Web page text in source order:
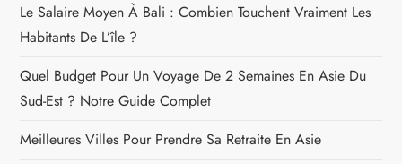
Le Salaire Moyen À Bali : Combien Touchent Vraiment Les
Habitants De L’île ?
Quel Budget Pour Un Voyage De 2 Semaines En Asie Du
Sud-Est ? Notre Guide Complet
Meilleures Villes Pour Prendre Sa Retraite En Asie